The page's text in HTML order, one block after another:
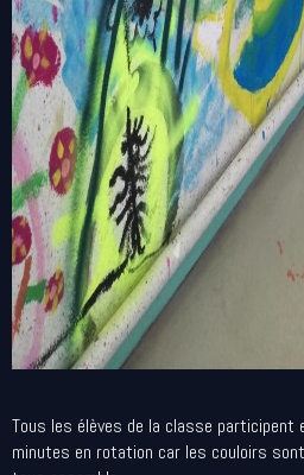
Tous les élèves de la classe participent
minutes en rotation car les couloirs